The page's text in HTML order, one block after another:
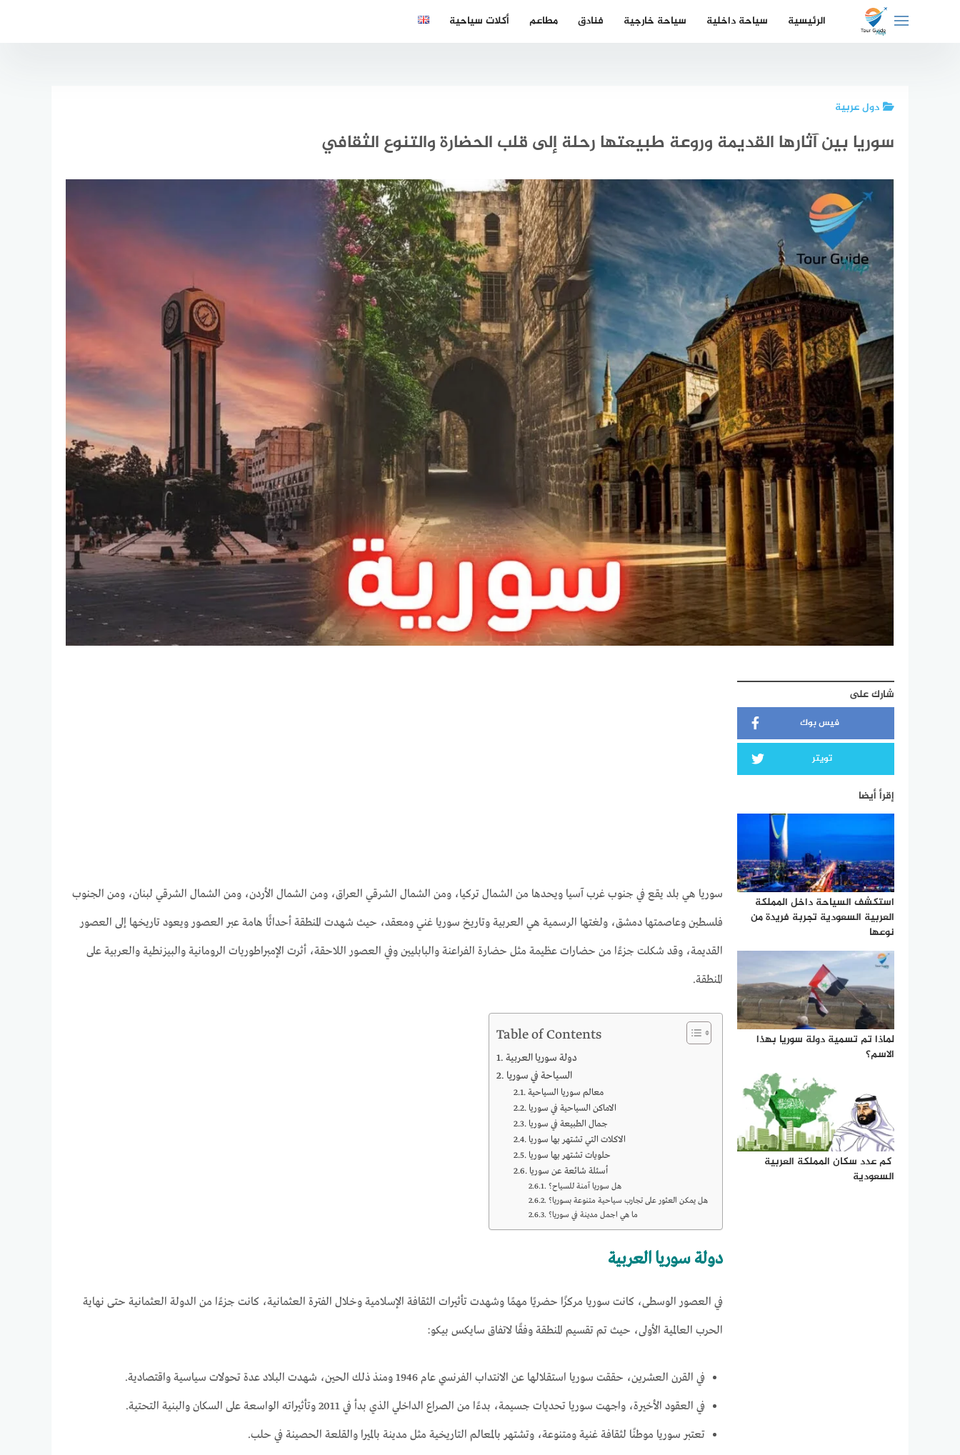
الرئيسية سياحة داخلية سياحة خارجية فنادق مطاعم أكلات سياحية
دول عربية
سوريا بين آثارها القديمة وروعة طبيعتها رحلة إلى قلب الحضارة والتنوع الثقافي
شارك على
فيس بوك
تويتر
إقرأ أيضا
استكشف السياحة داخل المملكة
العربية السعودية تجربة فريدة من
نوعها
لماذا تم تسمية دولة سوريا بهذا
الاسم؟
كم عدد سكان المملكة العربية
السعودية
سوريا هي بلد يقع في جنوب غرب آسيا ويحدها من الشمال تركيا، ومن الشمال الشرقي العراق، ومن الشمال الأردن، ومن الشمال الشرقي لبنان، ومن الجنوب
فلسطين وعاصمتها دمشق، ولغتها الرسمية هي العربية وتاريخ سوريا غني ومعقد، حيث شهدت المنطقة أحداثًا هامة عبر العصور ويعود تاريخها إلى العصور
القديمة، وقد شكلت جزءًا من حضارات عظيمة مثل حضارة الفراعنة والبابليين وفي العصور اللاحقة، أثرت الإمبراطوريات الرومانية والبيزنطية والعربية على
المنطقة.
Table of Contents
السياحة في سوريا
معالم سوريا السياحية
الاماكن السياحية في سوريا
جمال الطبيعة في سوريا
الاكلات التي تشتهر بها سوريا
حلويات تشتهر بها سوريا
أسئلة شائعة عن سوريا
هل سوريا آمنة للسياح؟
هل يمكن العثور على تجارب سياحية متنوعة بسوريا؟
ما هي اجمل مدينة في سوريا؟
دولة سوريا العربية
في العصور الوسطى، كانت سوريا مركزًا حضريًا مهمًا وشهدت تأثيرات الثقافة الإسلامية وخلال الفترة العثمانية، كانت جزءًا من الدولة العثمانية حتى نهاية
الحرب العالمية الأولى، حيث تم تقسيم المنطقة وفقًا لاتفاق سايكس بيكو:
في القرن العشرين، حققت سوريا استقلالها عن الانتداب الفرنسي عام 1946 ومنذ ذلك الحين، شهدت البلاد عدة تحولات سياسية واقتصادية.
في العقود الأخيرة، واجهت سوريا تحديات جسيمة، بدءًا من الصراع الداخلي الذي بدأ في 2011 وتأثيراته الواسعة على السكان والبنية التحتية.
تعتبر سوريا موطنًا لثقافة غنية ومتنوعة، وتشتهر بالمعالم التاريخية مثل مدينة بالميرا والقلعة الحصينة في حلب.